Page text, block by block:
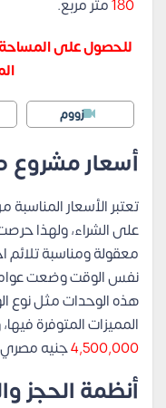
180متر مربع.
للحصول على
زووم
أسعار مشروع
تعتبر الأسعار
على الشراء، ولهذا
معقولة ومناسبة تلائم
نفس الوقت وضعت
هذه الوحدات مثل نوع
المميزات المتوفرة
4,500,000جنيه
أنظمة الحجز